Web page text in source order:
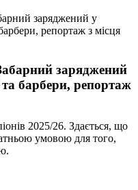
заряджений у
репортаж з місця
заряджений
та барбери, репортаж
2025/26. Здається, що
умовою для того,